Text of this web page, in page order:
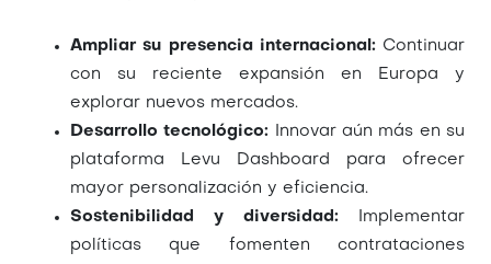
Ampliar su presencia internacional:Continuar
con su reciente expansión en Europa y
explorar nuevos mercados.
Desarrollo tecnológico: Innovar aún más en su
plataforma Levu Dashboard para ofrecer
mayor personalización y eficiencia.
Sostenibilidad y diversidad: Implementar
políticas que fomenten contrataciones